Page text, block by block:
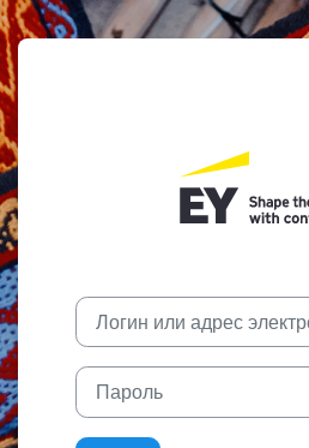
Перейти к основному содержанию
Логин или адрес
Пароль